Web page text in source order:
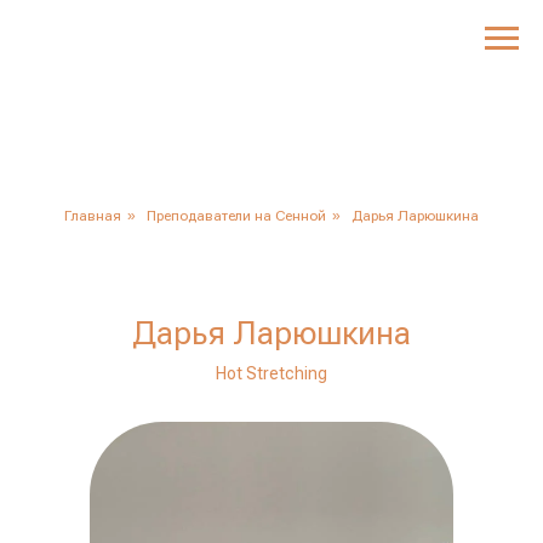
Главная » Преподаватели на Сенной » Дарья Ларюшкина
Дарья Ларюшкина
Hot Stretching